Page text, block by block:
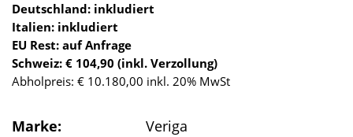
Deutschland: inkludiert
Italien: inkludiert
EU Rest: auf Anfrage
Schweiz: € 104,90 (inkl. Verzollung)
Abholpreis: € 10.180,00 inkl. 20% MwSt
Marke:
Veriga